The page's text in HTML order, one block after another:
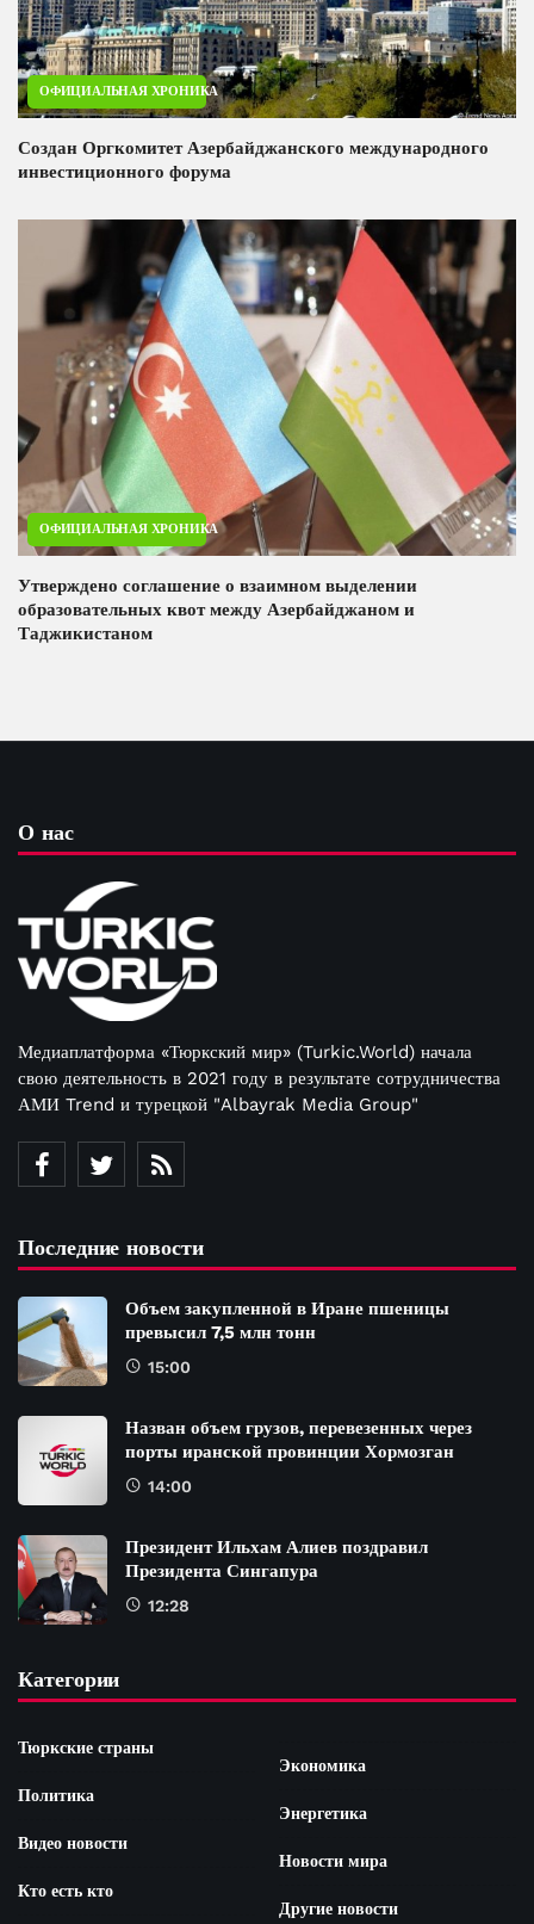
ОФИЦИАЛЬНАЯ ХРОНИКА
Создан Оргкомитет Азербайджанского международного
инвестиционного форума
ОФИЦИАЛЬНАЯ ХРОНИКА
Утверждено соглашение о взаимном выделении
образовательных квот между Азербайджаном и
Таджикистаном
О нас
Медиаплатформа «Тюркский мир» (Turkic.World) начала
свою деятельность в 2021 году в результате сотрудничества
АМИ Trend и турецкой "Albayrak Media Group"
Последние новости
Объем закупленной в Иране пшеницы
превысил 7,5 млн тонн
15:00
Назван объем грузов, перевезенных через
порты иранской провинции Хормозган
14:00
Президент Ильхам Алиев поздравил
Президента Сингапура
12:28
Категории
Тюркские страны
Политика
Видео новости
Кто есть кто
Экономика
Энергетика
Новости мира
Другие новости